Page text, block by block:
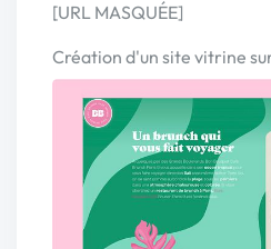
[URL MASQUÉE]
Création d'un site vitrine